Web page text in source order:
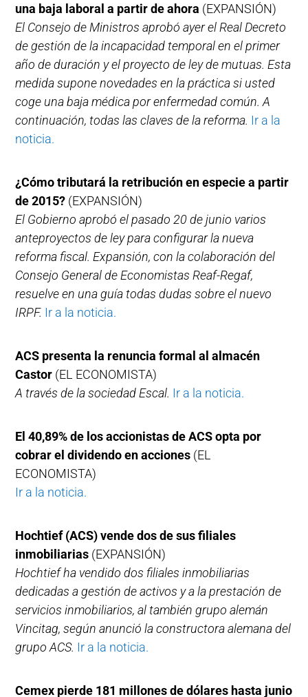
una baja laboral a partir de ahora (EXPANSIÓN)
El Consejo de Ministros aprobó ayer el Real Decreto
de gestión de la incapacidad temporal en el primer
año de duración y el proyecto de ley de mutuas. Esta
medida supone novedades en la práctica si usted
coge una baja médica por enfermedad común. A
continuación, todas las claves de la reforma. Ir a la
noticia.
¿Cómo tributará la retribución en especie a partir
de 2015? (EXPANSIÓN)
El Gobierno aprobó el pasado 20 de junio varios
anteproyectos de ley para configurar la nueva
reforma fiscal. Expansión, con la colaboración del
Consejo General de Economistas Reaf-Regaf,
resuelve en una guía todas dudas sobre el nuevo
IRPF. Ir a la noticia.
ACS presenta la renuncia formal al almacén
Castor (EL ECONOMISTA)
A través de la sociedad Escal. Ir a la noticia.
El 40,89% de los accionistas de ACS opta por
cobrar el dividendo en acciones (EL
ECONOMISTA)
Ir a la noticia.
Hochtief (ACS) vende dos de sus filiales
inmobiliarias (EXPANSIÓN)
Hochtief ha vendido dos filiales inmobiliarias
dedicadas a gestión de activos y a la prestación de
servicios inmobiliarios, al también grupo alemán
Vincitag, según anunció la constructora alemana del
grupo ACS. Ir a la noticia.
Cemex pierde 181 millones de dólares hasta junio